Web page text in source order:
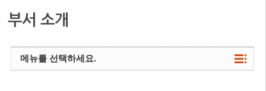
부서 소개
메뉴를 선택하세요.